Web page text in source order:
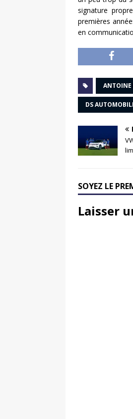
signature
premières
en
ANTOINE
DS
SOYEZ LE
Laisser